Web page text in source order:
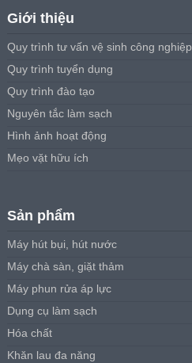
Giới thiệu
Quy trình tư vấn vệ sinh công nghiệp
Quy trình tuyển dụng
Quy trình đào tạo
Nguyên tắc làm sạch
Hình ảnh hoạt động
Mẹo vặt hữu ích
Sản phẩm
Máy hút bụi, hút nước
Máy chà sàn, giặt thảm
Máy phun rửa áp lực
Dụng cụ làm sạch
Hóa chất
Khăn lau đa năng